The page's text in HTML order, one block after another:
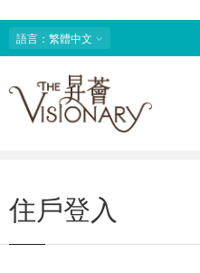
語言：繁體中文
住戶登入